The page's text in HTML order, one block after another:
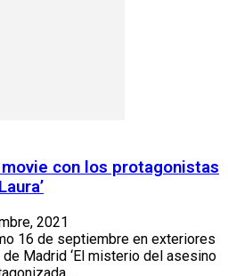
movie con los protagonistas
2021
16 de septiembre en exteriores
Madrid ‘El misterio del asesino